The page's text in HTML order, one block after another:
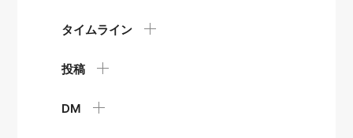
タイムライン
投稿
DM